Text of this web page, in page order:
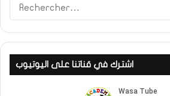
اشترك في قناتنا على اليوتيوب